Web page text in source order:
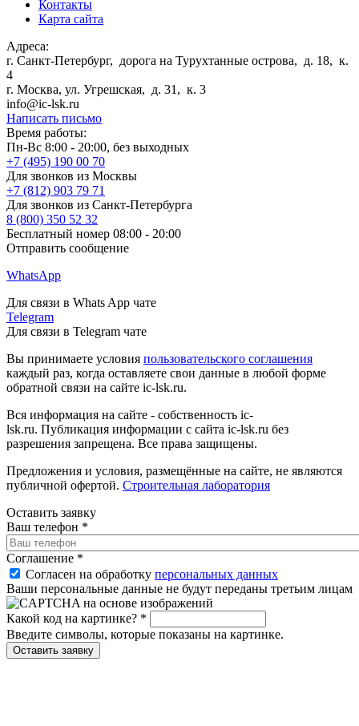
Контакты
Карта сайта
Адреса:
г. Санкт-Петербург, дорога на Турухтанные острова, д. 18, к.
4
г. Москва, ул. Угрешская, д. 31, к. 3
info@ic-lsk.ru
Написать письмо
Время работы:
Пн-Вс 8:00 - 20:00, без выходных
+7 (495) 190 00 70
Для звонков из Москвы
+7 (812) 903 79 71
Для звонков из Санкт-Петербурга
8 (800) 350 52 32
Бесплатный номер 08:00 - 20:00
Отправить сообщение
WhatsApp
Для связи в Whats App чате
Telegram
Для связи в Telegram чате
Вы принимаете условия пользовательского соглашения
каждый раз, когда оставляете свои данные в любой форме
обратной связи на сайте ic-lsk.ru.
Вся информация на сайте - собственность ic-
lsk.ru. Публикация информации с сайта ic-lsk.ru без
разрешения запрещена. Все права защищены.
Предложения и условия, размещённые на сайте, не являются
публичной офертой. Строительная лаборатория
Оставить заявку
Ваш телефон *
Соглашение *
Согласен на обработку персональных данных
Ваши персональные данные не будут переданы третьим лицам
Какой код на картинке? *
Введите символы, которые показаны на картинке.